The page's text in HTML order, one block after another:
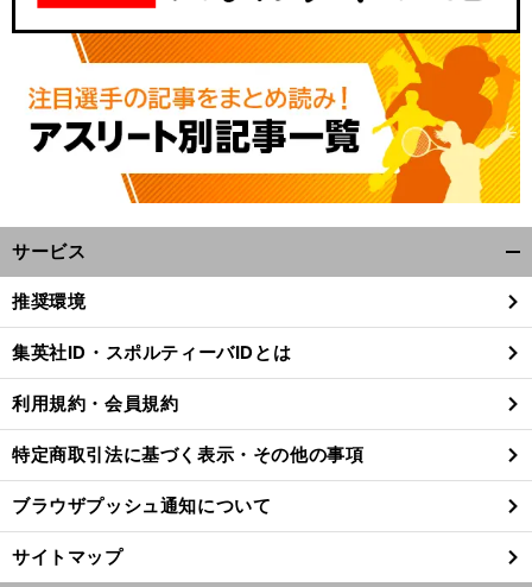
サービス
閉
る
推奨環境
集英社ID・スポルティーバIDとは
利用規約・会員規約
特定商取引法に基づく表示・その他の事項
ブラウザプッシュ通知について
サイトマップ